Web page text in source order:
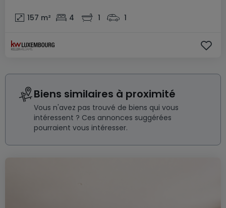
157 m² 4 1 1
Biens similaires à proximité
Vous n'avez pas trouvé de biens qui vous
intéressent ? Ces annonces suggérées
pourraient vous intéresser.